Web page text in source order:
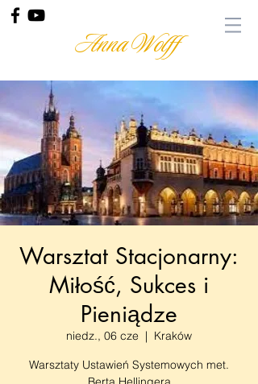
Anna Wolff
Warsztat Stacjonarny:
Miłość, Sukces i
Pieniądze
niedz., 06 cze
  |
Kraków
Warsztaty Ustawień Systemowych met.